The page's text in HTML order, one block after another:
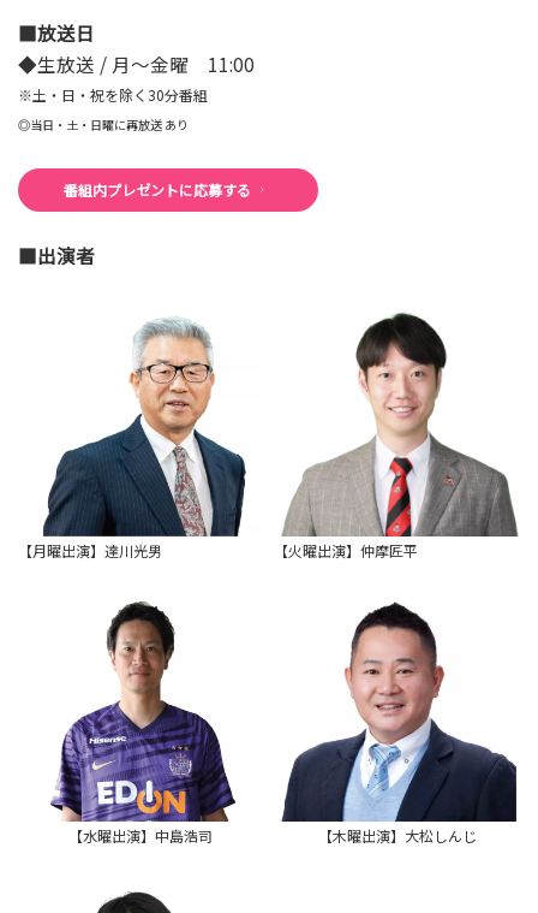
■放送日
◆生放送 / 月～金曜 11:00
※土・日・祝を除く30分番組
◎当日・土・日曜に再放送 あり
番組内プレゼントに応募する
■出演者
【月曜出演】達川光男 【火曜出演】仲摩匠平
【水曜出演】中島浩司 【木曜出演】大松しんじ